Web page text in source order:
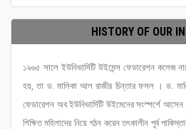
HISTORY OF OUR
১৯৬৫ সালে ইউনিভার্সিটি উইমেন্স ফেডারেশন কলেজ
হয়, তা ড. মালিকা আল রাজীর চিন্তার ফসল । ড.
ফেডারেশন অব ইউনিভার্সিটি উইমেনের সংস্পর্শে আসেন
শিক্ষিত মহিলাদের নিয়ে গঠন করেন তৎকালীন পূর্ব